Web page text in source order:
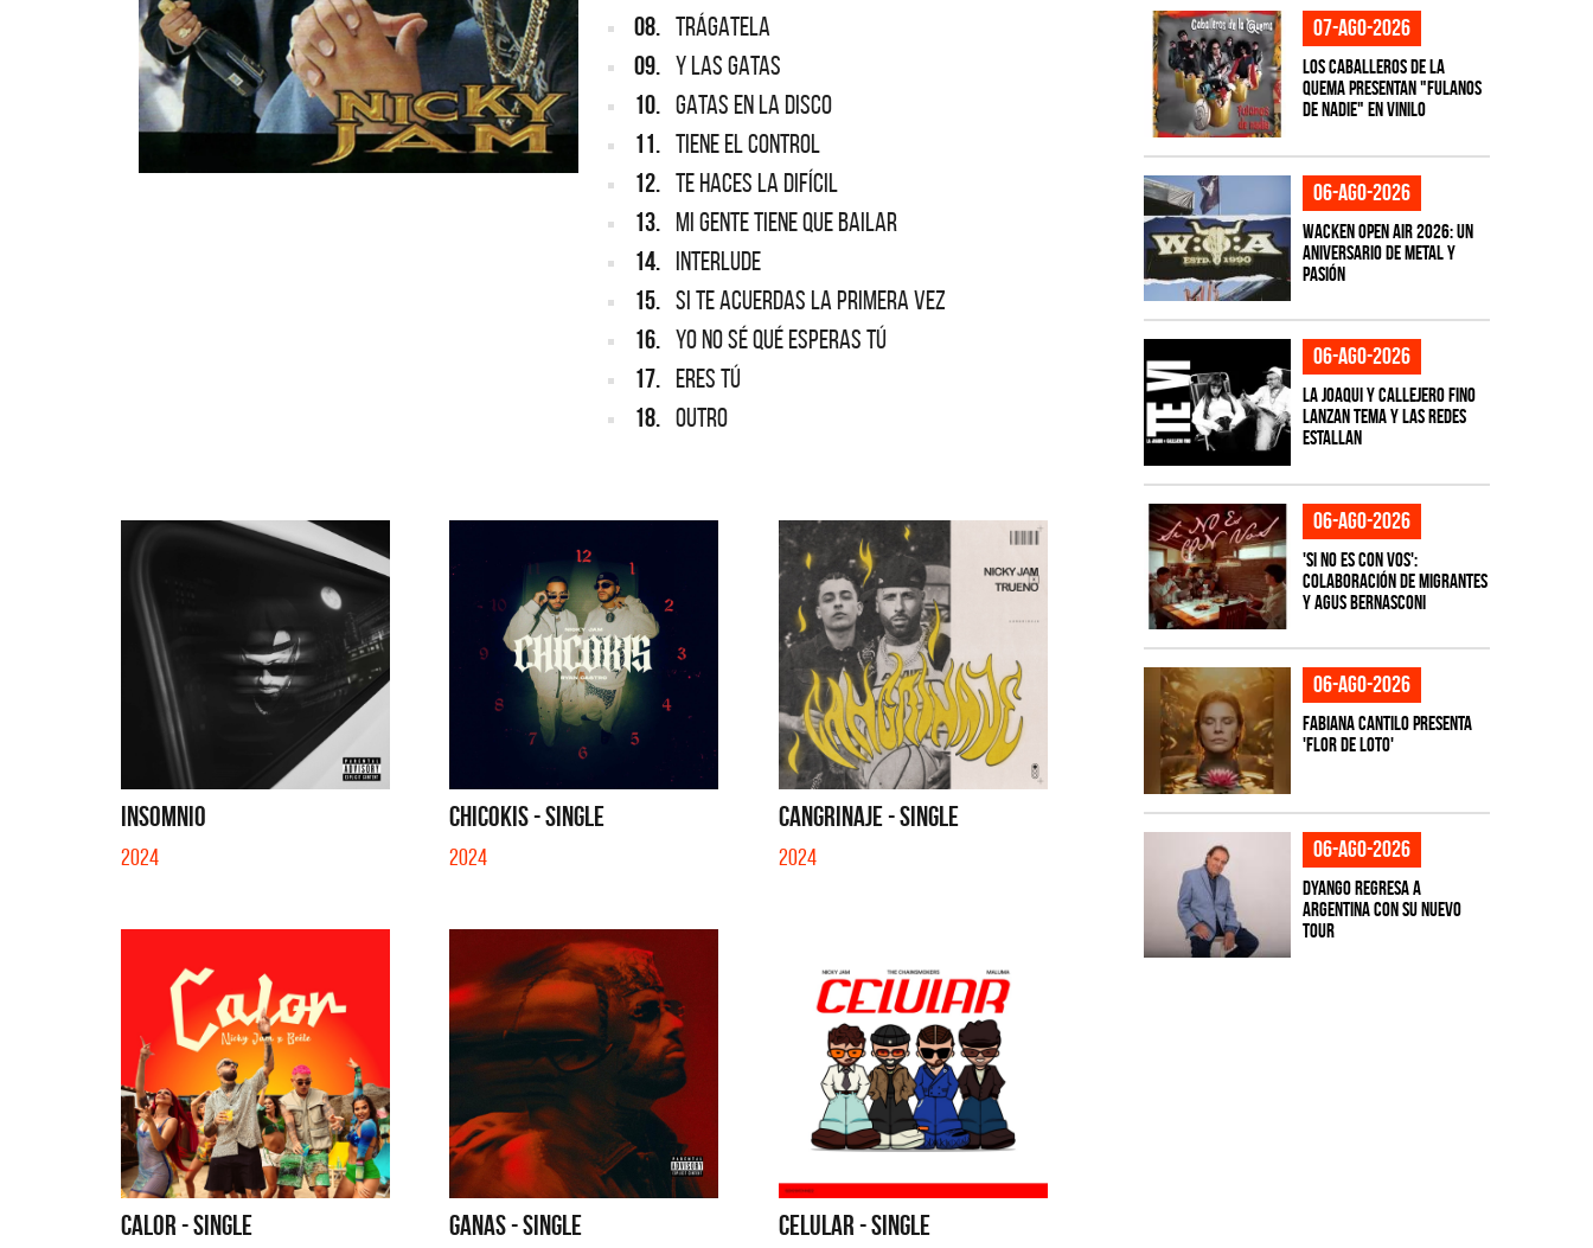
08. TRÁGATELA
09. Y LAS GATAS
10. GATAS EN LA DISCO
11. TIENE EL CONTROL
12. TE HACES LA DIFÍCIL
13. MI GENTE TIENE QUE BAILAR
14. INTERLUDE
15. SI TE ACUERDAS LA PRIMERA VEZ
16. YO NO SÉ QUÉ ESPERAS TÚ
17. ERES TÚ
18. OUTRO
INSOMNIO
2024
CHICOKIS - SINGLE
2024
CANGRINAJE - SINGLE
2024
CALOR - SINGLE GANAS - SINGLE CELULAR - SINGLE
07-ago-2026
Los Caballeros de la
Quema presentan "Fulanos
de Nadie" en vinilo
06-ago-2026
Wacken Open Air 2026: Un
aniversario de metal y
pasión
06-ago-2026
La Joaqui y Callejero Fino
lanzan tema y las redes
estallan
06-ago-2026
'Si No Es Con Vos':
colaboración de Migrantes
y Agus Bernasconi
06-ago-2026
Fabiana Cantilo presenta
'Flor de Loto'
06-ago-2026
Dyango regresa a
Argentina con su nuevo
tour